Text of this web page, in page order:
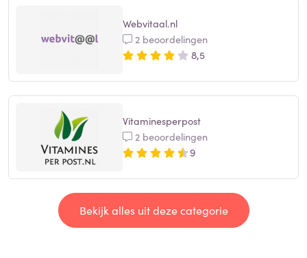
Webvitaal.nl
2 beoordelingen
8,5
Vitaminesperpost
2 beoordelingen
9
Bekijk alles uit deze categorie